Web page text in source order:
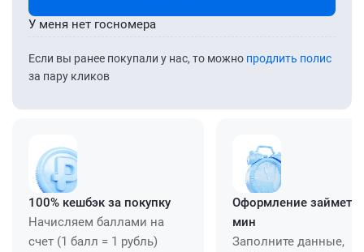
Если вы ранее покупали у нас, то можно продлить полис
за пару кликов
У меня нет госномера
100% кешбэк за покупку
Начисляем баллами на
счет (1 балл = 1 рубль)
Оформление займет
мин
Заполните данные,